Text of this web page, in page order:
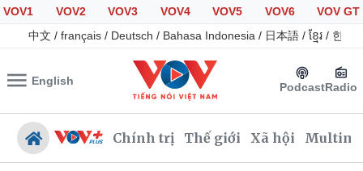
VOV1 VOV2 VOV3 VOV4 VOV5 VOV6
VOV GT
中文 / français / Deutsch / Bahasa Indonesia / 日本語 / ខ្មែរ / 한국
English PodcastRadio
Chính trị Thế giới Xã hội